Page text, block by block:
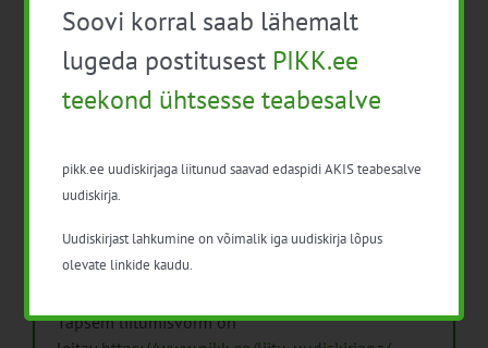
Pikk.ee uudiskirjaga liitumine.
Isikuandmeid töötleme vastavalt
Isikuandmete
Täpsem liitumisvorm on
Soovi korral saab lähemalt
lugeda postitusest PIKK.ee
teekond ühtsesse teabesalve
pikk.ee uudiskirjaga liitunud saavad edaspidi AKIS teabesalve
uudiskirja.
Uudiskirjast lahkumine on võimalik iga uudiskirja lõpus
olevate linkide kaudu.